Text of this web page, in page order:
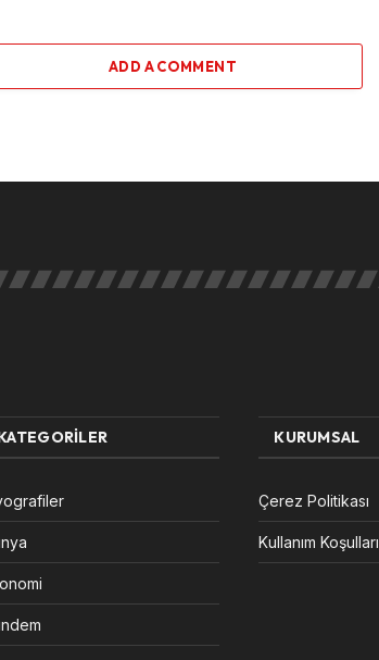
ADD A COMMENT
KURUMSAL
Çerez Politikası
Kullanım Koşulları